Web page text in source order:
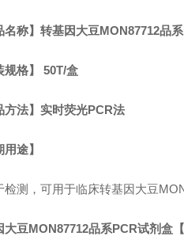
名称】转基因大豆MON87712品
规格】 50T/盒
方法】实时荧光PCR法
用途】
检测，可用于临床转基因大豆
大豆MON87712品系PCR试剂盒【